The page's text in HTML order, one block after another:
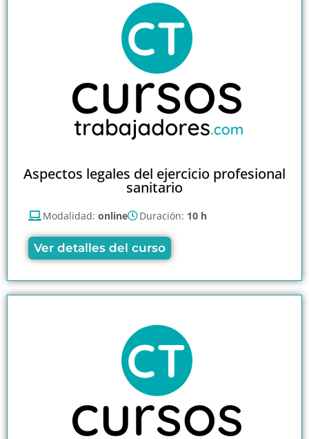
Aspectos legales del ejercicio profesional
sanitario
Modalidad: online Duración: 10 h
Ver detalles del curso